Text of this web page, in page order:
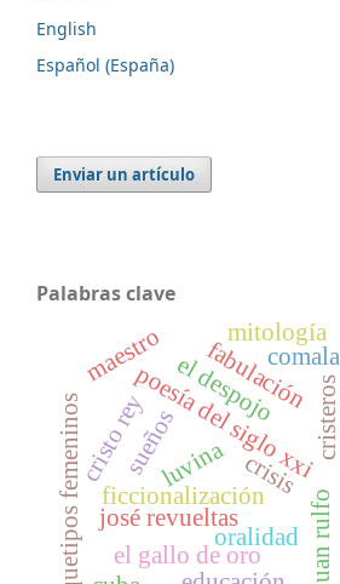
English
Español (España)
Enviar un artículo
Palabras clave
poesía del siglo xxi
ficcionalización
cristeros
luvina
oralidad
josé revueltas
el despojo
el gallo de oro juan rulfo
cristo rey
fabulación
comala
sueños
arquetipos femeninos
maestro mitología
crisis